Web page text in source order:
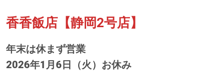
香香飯店【静岡2号店】
年末は休まず営業
2026年1月6日（火）お休み